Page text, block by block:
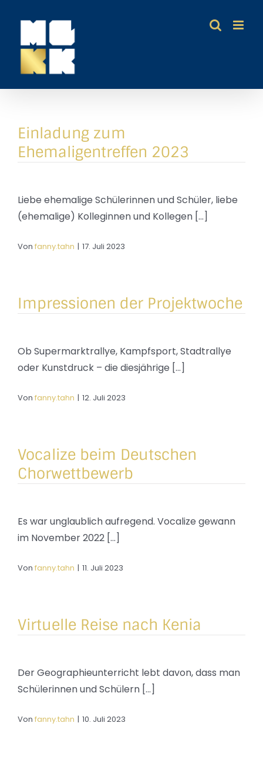
Inhalt
springen
Einladung zum
Ehemaligentreffen 2023
Liebe ehemalige Schülerinnen und Schüler, liebe
(ehemalige) Kolleginnen und Kollegen [...]
Von fanny.tahn | 17. Juli 2023
Impressionen der Projektwoche
Ob Supermarktrallye, Kampfsport, Stadtrallye
oder Kunstdruck – die diesjährige [...]
Von fanny.tahn | 12. Juli 2023
Vocalize beim Deutschen
Chorwettbewerb
Es war unglaublich aufregend. Vocalize gewann
im November 2022 [...]
Von fanny.tahn | 11. Juli 2023
Virtuelle Reise nach Kenia
Der Geographieunterricht lebt davon, dass man
Schülerinnen und Schülern [...]
Von fanny.tahn | 10. Juli 2023